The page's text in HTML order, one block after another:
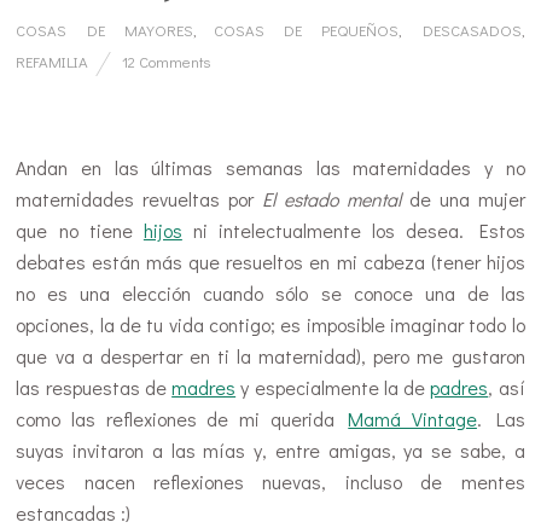
COSAS DE MAYORES COSAS DE PEQUEÑOS DESCASADOS
REFAMILIA
12 Comments
Andan en las últimas semanas las maternidades y no
maternidades revueltas por El estado mentalde una mujer
que no tiene hijos ni intelectualmente los desea. Estos
debates están más que resueltos en mi cabeza (tener hijos
no es una elección cuando sólo se conoce una de las
opciones, la de tu vida contigo; es imposible imaginar todo lo
que va a despertar en ti la maternidad), pero me gustaron
las respuestas demadres y especialmente la depadres, así
como las reflexiones de mi queridaMamá Vintage. Las
suyas invitaron a las mías y, entre amigas, ya se sabe, a
veces nacen reflexiones nuevas, incluso de mentes
estancadas :)